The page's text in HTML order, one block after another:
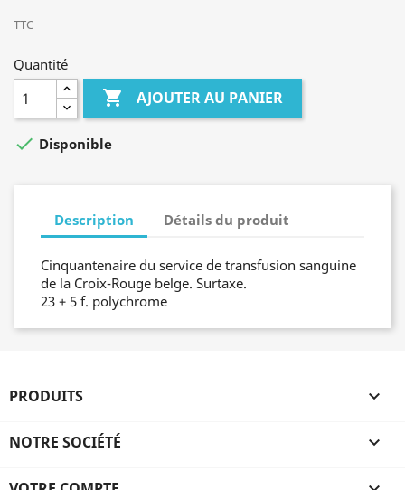
TTC
Quantité
 AJOUTER AU PANIER
 Disponible
Description Détails du produit
Cinquantenaire du service de transfusion sanguine
de la Croix-Rouge belge. Surtaxe.
23 + 5 f. polychrome
PRODUITS 
NOTRE SOCIÉTÉ 